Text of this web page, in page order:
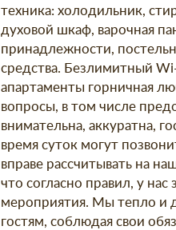
техника: холодильник,
духовой шкаф, варочная
принадлежности,
средства. Безлимитный
апартаменты горничная
вопросы, в том числе
внимательна, аккуратна,
время суток могут
вправе рассчитывать на
что согласно правил, у
мероприятия. Мы тепло и
гостям, соблюдая свои